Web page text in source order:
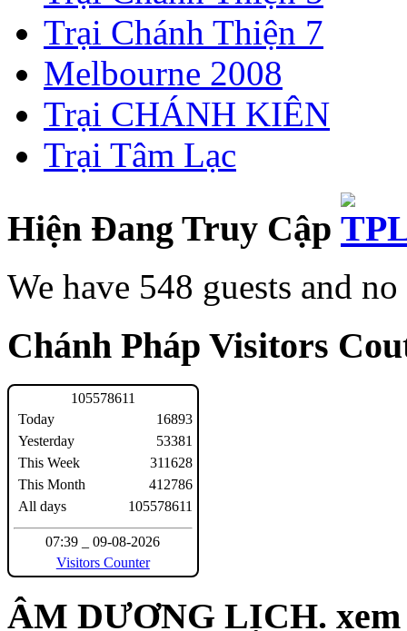
Trại Chánh Thiện 7
Melbourne 2008
Trại CHÁNH KIÊN
Trại Tâm Lạc
Hiện Đang Truy Cập
We have 548 guests and
Chánh Pháp Visitors
105578611
Today
Yesterday
This Week
This Month
All days
16893
53381
311628
412786
105578611
07:39 _ 09-08-2026
Visitors Counter
ÂM DƯƠNG LỊCH. xem